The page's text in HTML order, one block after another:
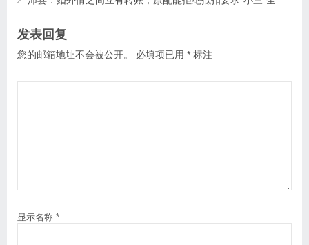
发表回复
您的邮箱地址不会被公开。 必填项已用 * 标注
显示名称 *